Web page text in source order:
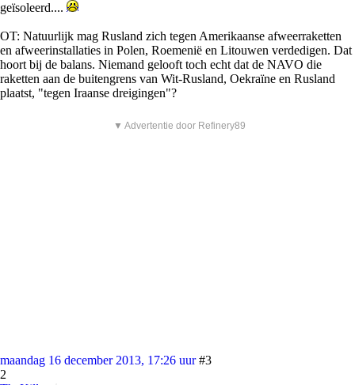
geïsoleerd....
OT: Natuurlijk mag Rusland zich tegen Amerikaanse afweerraketten
en afweerinstallaties in Polen, Roemenië en Litouwen verdedigen. Dat
hoort bij de balans. Niemand gelooft toch echt dat de NAVO die
raketten aan de buitengrens van Wit-Rusland, Oekraïne en Rusland
plaatst, "tegen Iraanse dreigingen"?
▼ Advertentie door Refinery89
maandag 16 december 2013, 17:26 uur #3
2